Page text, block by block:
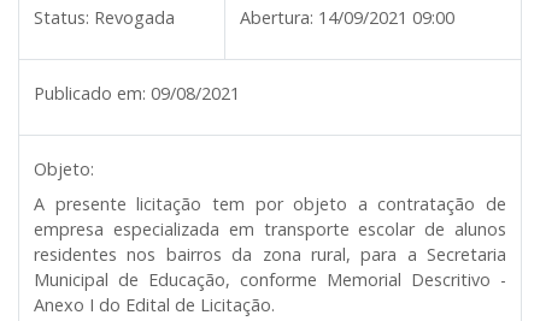
Status: Revogada Abertura: 14/09/2021 09:00
Publicado em: 09/08/2021
Objeto:
A presente licitação tem por objeto a contratação de
empresa especializada em transporte escolar de alunos
residentes nos bairros da zona rural, para a Secretaria
Municipal de Educação, conforme Memorial Descritivo -
Anexo I do Edital de Licitação.